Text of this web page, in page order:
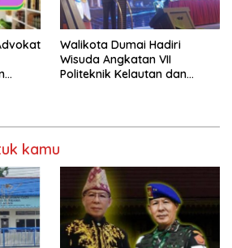
Walikota Dumai Hadiri
Wisuda Angkatan VII
Politeknik Kelautan dan
kamu